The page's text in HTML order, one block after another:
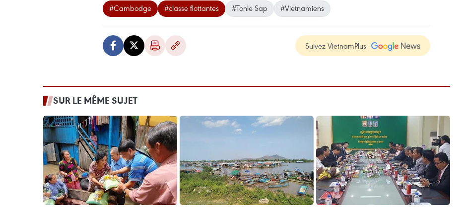
#Cambodge #classe flottantes #Tonle Sap #Vietnamiens
Suivez VietnamPlus
SUR LE MÊME SUJET